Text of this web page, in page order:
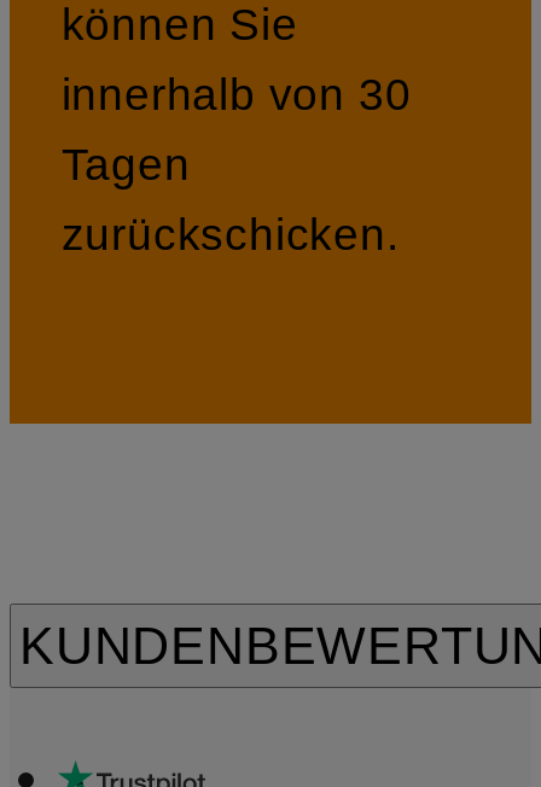
können Sie
innerhalb von 30
Tagen
zurückschicken.